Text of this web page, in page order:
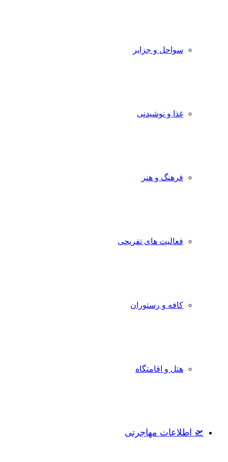
سواحل و جزایر
غذا و نوشیدنی
فرهنگ و هنر
فعالیت های تفریحی
کافه و رستوران
هتل و اقامتگاه
🛫 اطلاعات مهاجرتی